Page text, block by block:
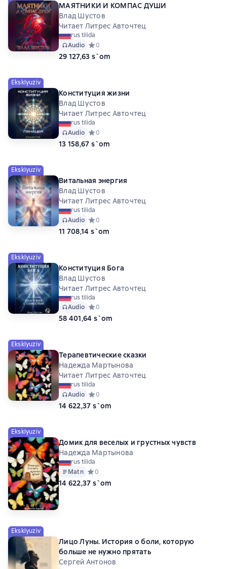
МАЯТНИКИ И КОМПАС ДУШИ
Влад Шустов
Читает Литрес Авточтец
rus tilida
Audio Средний рейтинг 0 на основе 0 оценок
0
29 127,63 s`om
Eksklyuziv
Конституция жизни
Влад Шустов
Читает Литрес Авточтец
rus tilida
Audio Средний рейтинг 0 на основе 0 оценок
0
13 158,67 s`om
Eksklyuziv
Витальная энергия
Влад Шустов
Читает Литрес Авточтец
rus tilida
Audio Средний рейтинг 0 на основе 0 оценок
0
11 708,14 s`om
Eksklyuziv
Конституция Бога
Влад Шустов
Читает Литрес Авточтец
rus tilida
Audio Средний рейтинг 0 на основе 0 оценок
0
58 401,64 s`om
Eksklyuziv
Терапевтические сказки
Надежда Мартынова
Читает Литрес Авточтец
rus tilida
Audio Средний рейтинг 0 на основе 0 оценок
0
14 622,37 s`om
Eksklyuziv
Домик для веселых и грустных чувств
Надежда Мартынова
rus tilida
Matn Средний рейтинг 0 на основе 0 оценок
0
14 622,37 s`om
Eksklyuziv
Лицо Луны. История о боли, которую
больше не нужно прятать
Сергей Антонов